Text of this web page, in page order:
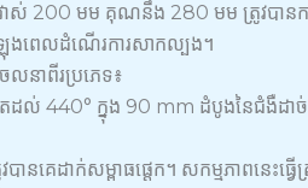
ាវាស់ 200 មម គុណនឹង 280 មម ត្រូវបា
ឡុងពេលដំណើរការសាកល្បង។
លនាពីរប្រភេទ៖
ដល់ 440° ក្នុង 90 mm ដំបូងនៃជំងឺដា
បាន​គេ​ដាក់​សម្ពាធ​ផ្ដេក។ សកម្មភាពន